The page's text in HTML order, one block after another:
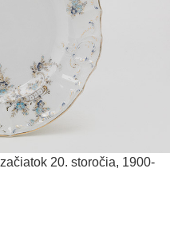
začiatok 20. storočia, 1900-